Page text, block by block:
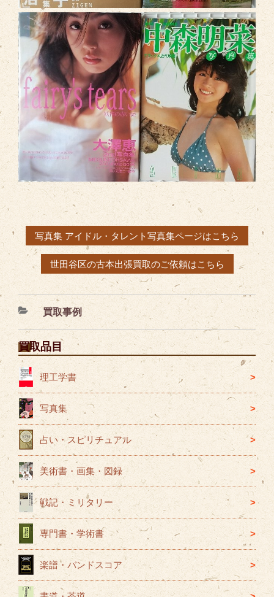
写真集 アイドル・タレント写真集ページはこちら
世田谷区の古本出張買取のご依頼はこちら
カ
テ
ゴ
リ
ー
買取事例
買取品目
理工学書
写真集
占い・スピリチュアル
美術書・画集・図録
戦記・ミリタリー
専門書・学術書
楽譜・バンドスコア